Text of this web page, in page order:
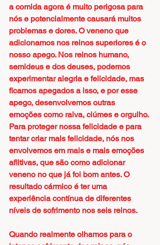
a comida agora é muito perigosa para
nós e potencialmente causará muitos
problemas e dores. O veneno que
adicionamos nos reinos superiores é o
nosso apego. Nos reinos humano,
semideus e dos deuses, podemos
experimentar alegria e felicidade, mas
ficamos apegados a isso, e por esse
apego, desenvolvemos outras
emoções como raiva, ciúmes e orgulho.
Para proteger nossa felicidade e para
tentar criar mais felicidade, nós nos
envolvemos em mais e mais emoções
aflitivas, que são como adicionar
veneno no que já foi bom antes. O
resultado cármico é ter uma
experiência contínua de diferentes
níveis de sofrimento nos seis reinos.
Quando realmente olhamos para o